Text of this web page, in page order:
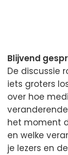
Blijvend
De discussie
iets groters
over hoe
het moment
en welke
je lezers en